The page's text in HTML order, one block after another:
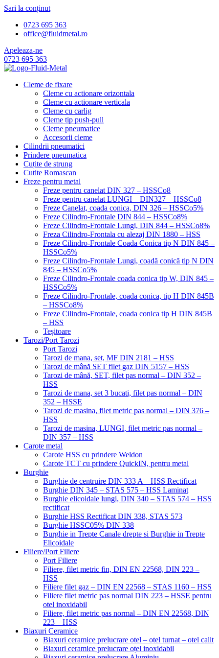
Sari la conținut
0723 695 363
office@fluidmetal.ro
Apeleaza-ne
0723 695 363
Cleme de fixare
Cleme cu actionare orizontala
Cleme cu actionare verticala
Cleme cu carlig
Cleme tip push-pull
Cleme pneumatice
Accesorii cleme
Cilindrii pneumatici
Prindere pneumatica
Cuțite de strung
Cutite Romascan
Freze pentru metal
Freze pentru canelat DIN 327 – HSSCo8
Freze pentru canelat LUNGI – DIN327 – HSSCo8
Freze Canelat, coada conica, DIN 326 – HSSCo5%
Freze Cilindro-Frontale DIN 844 – HSSCo8%
Freze Cilindro-Frontale Lungi, DIN 844 – HSSCo8%
Freza Cilindro-Frontala cu alezaj DIN 1880 – HSS
Freze Cilindro-Frontale Coada Conica tip N DIN 845 –
HSSCo5%
Freze Cilindro-Frontale Lungi, coadă conică tip N DIN
845 – HSSCo5%
Freze Cilindro-Frontale coada conica tip W, DIN 845 –
HSSCo5%
Freze Cilindro-Frontale, coada conica, tip H DIN 845B
– HSSCo8%
Freze Cilindro-Frontale, coada conica tip H DIN 845B
– HSS
Teșitoare
Tarozi/Port Tarozi
Port Tarozi
Tarozi de mana, set, MF DIN 2181 – HSS
Tarozi de mână SET filet gaz DIN 5157 – HSS
Tarozi de mână, SET, filet pas normal – DIN 352 –
HSS
Tarozi de mana, set 3 bucati, filet pas normal – DIN
352 – HSSE
Tarozi de masina, filet metric pas normal – DIN 376 –
HSS
Tarozi de masina, LUNGI, filet metric pas normal –
DIN 357 – HSS
Carote metal
Carote HSS cu prindere Weldon
Carote TCT cu prindere QuickIN, pentru metal
Burghie
Burghie de centruire DIN 333 A – HSS Rectificat
Burghie DIN 345 – STAS 575 – HSS Laminat
Burghie elicoidale lungi, DIN 340 – STAS 574 – HSS
rectificat
Burghie HSS Rectificat DIN 338, STAS 573
Burghie HSSC05% DIN 338
Burghie in Trepte Canale drepte si Burghie in Trepte
Elicoidale
Filiere/Port Filiere
Port Filiere
Filiere, filet metric fin, DIN EN 22568, DIN 223 –
HSS
Filiere filet gaz – DIN EN 22568 – STAS 1160 – HSS
Filiere filet metric pas normal DIN 223 – HSSE pentru
otel inoxidabil
Filiere, filet metric pas normal – DIN EN 22568, DIN
223 – HSS
Biaxuri Ceramice
Biaxuri ceramice prelucrare otel – otel turnat – otel calit
Biaxuri ceramice prelucrare oțel inoxidabil